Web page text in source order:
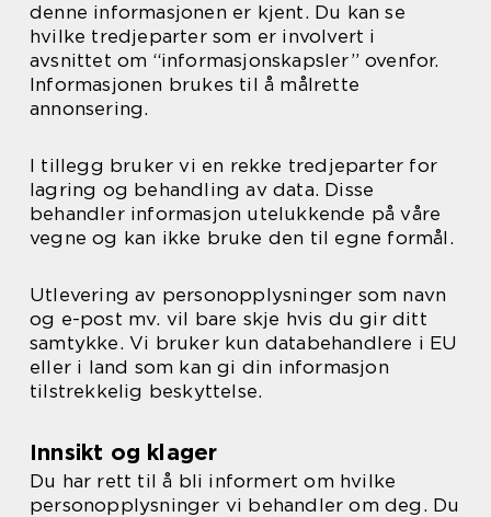
denne informasjonen er kjent. Du kan se
hvilke tredjeparter som er involvert i
avsnittet om “informasjonskapsler” ovenfor.
Informasjonen brukes til å målrette
annonsering.
I tillegg bruker vi en rekke tredjeparter for
lagring og behandling av data. Disse
behandler informasjon utelukkende på våre
vegne og kan ikke bruke den til egne formål.
Utlevering av personopplysninger som navn
og e-post mv. vil bare skje hvis du gir ditt
samtykke. Vi bruker kun databehandlere i EU
eller i land som kan gi din informasjon
tilstrekkelig beskyttelse.
Innsikt og klager
Du har rett til å bli informert om hvilke
personopplysninger vi behandler om deg. Du